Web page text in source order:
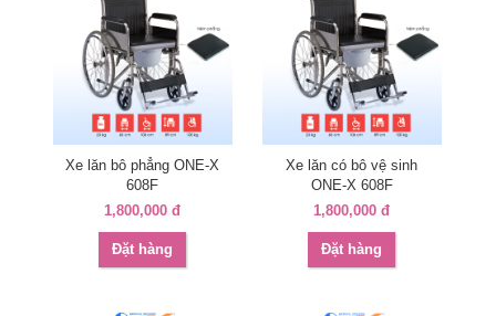
Xe lăn bô phẳng ONE-X
608F
1,800,000 đ
Đặt hàng
Xe lăn có bô vệ sinh
ONE-X 608F
1,800,000 đ
Đặt hàng